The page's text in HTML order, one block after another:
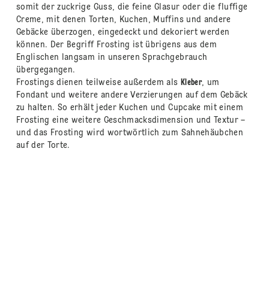
somit der zuckrige Guss, die feine Glasur oder die fluffige
Creme, mit denen Torten, Kuchen, Muffins und andere
Gebäcke überzogen, eingedeckt und dekoriert werden
können. Der Begriff Frosting ist übrigens aus dem
Englischen langsam in unseren Sprachgebrauch
übergegangen.
Frostings dienen teilweise außerdem als Kleber, um
Fondant und weitere andere Verzierungen auf dem Gebäck
zu halten. So erhält jeder Kuchen und Cupcake mit einem
Frosting eine weitere Geschmacksdimension und Textur –
und das Frosting wird wortwörtlich zum Sahnehäubchen
auf der Torte.